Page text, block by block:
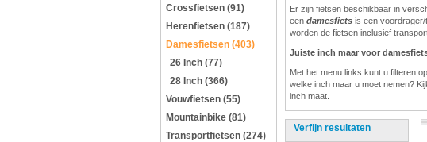
Crossfietsen (91)
Herenfietsen (187)
Damesfietsen (403)
26 Inch (77)
28 Inch (366)
Vouwfietsen (55)
Mountainbike (81)
Transportfietsen (274)
Er zijn fietsen beschikbaar in
een damesfiets is een
worden de fietsen inclusief
Juiste inch maar voor
Met het menu links kunt u filteren
welke inch maar u moet nemen?
inch maat.
Verfijn resultaten